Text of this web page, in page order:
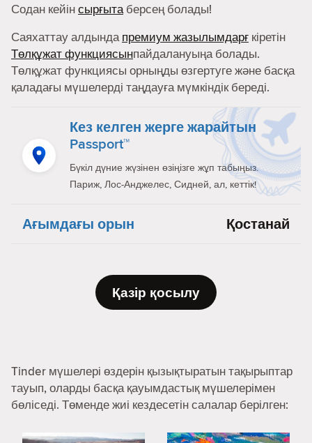
Содан кейінсырғытаберсең болады!
Саяхаттау алдындапремиум жазылымдарғ кіретін
Төлқұжат функциясынпайдалануыңа болады.
Төлқұжат функциясы орныңды өзгертуге және басқа
қаладағы мүшелерді таңдауға мүмкіндік береді.
Кез келген жерге жарайтын
Passport™
Бүкіл дүние жүзінен өзіңізге жұп табыңыз.
Париж, Лос-Анджелес, Сидней, ал, кеттік!
Ағымдағы орын Қостанай
Қазір қосылу
Tinder мүшелері өздерін қызықтыратын тақырыптар
тауып, оларды басқа қауымдастық мүшелерімен
бөліседі. Төменде жиі кездесетін салалар берілген: